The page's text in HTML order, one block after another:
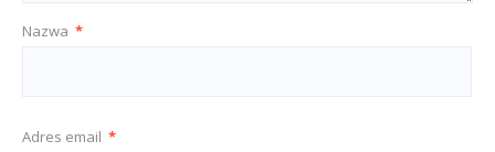
Nazwa *
Adres email *